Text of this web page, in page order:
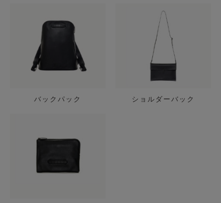
バックパック ショルダーバック